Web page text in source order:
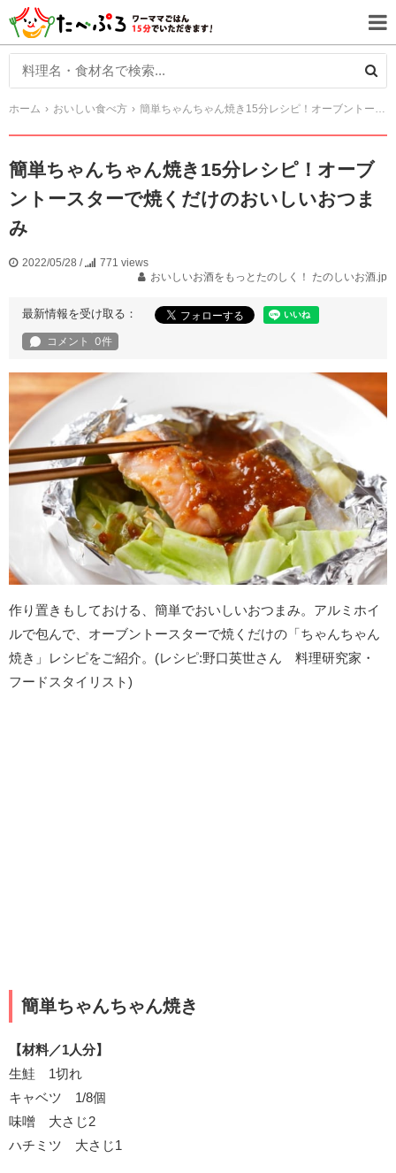
ホーム おいしい食べ方 簡単ちゃんちゃん焼き15分レシピ！オーブントースターで焼くだけのおいしいおつまみ
簡単ちゃんちゃん焼き15分レシピ！オーブ
ントースターで焼くだけのおいしいおつま
み
2022/05/28 /
771 views
おいしいお酒をもっとたのしく！ たのしいお酒.jp
最新情報を受け取る：
作り置きもしておける、簡単でおいしいおつまみ。アルミホイ
ルで包んで、オーブントースターで焼くだけの「ちゃんちゃん
焼き」レシピをご紹介。(レシピ:野口英世さん 料理研究家・
フードスタイリスト)
簡単ちゃんちゃん焼き
【材料／1人分】
生鮭 1切れ
キャベツ 1/8個
味噌 大さじ2
ハチミツ 大さじ1